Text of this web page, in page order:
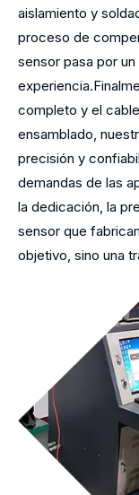
aislamiento y
proceso de
sensor pasa por
completo y el
ensamblado,
precisión y
demandas de las
la dedicación, la
sensor que
objetivo, sino una